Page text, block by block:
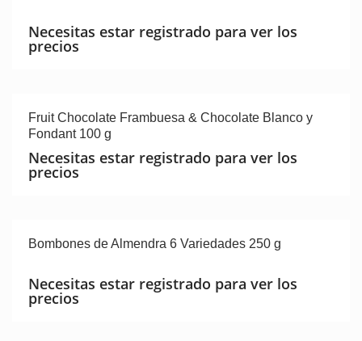
Necesitas estar registrado para ver los
precios
Fruit Chocolate Frambuesa & Chocolate Blanco y
Fondant 100 g
Necesitas estar registrado para ver los
precios
Bombones de Almendra 6 Variedades 250 g
Necesitas estar registrado para ver los
precios